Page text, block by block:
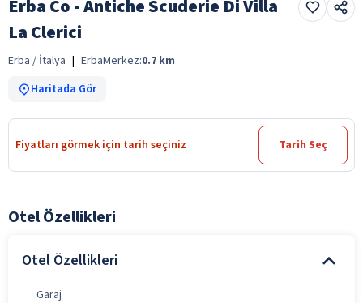
Erba Co - Antiche Scuderie Di Villa
La Clerici
Erba / İtalya | ErbaMerkez:0.7 km
Haritada Gör
Fiyatları görmek için tarih seçiniz Tarih Seç
Otel Özellikleri
Otel Özellikleri
Garaj